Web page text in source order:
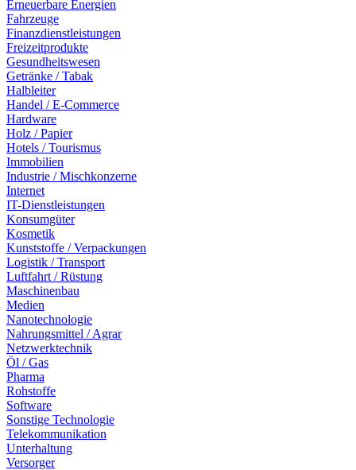
Erneuerbare Energien
Fahrzeuge
Finanzdienstleistungen
Freizeitprodukte
Gesundheitswesen
Getränke / Tabak
Halbleiter
Handel / E-Commerce
Hardware
Holz / Papier
Hotels / Tourismus
Immobilien
Industrie / Mischkonzerne
Internet
IT-Dienstleistungen
Konsumgüter
Kosmetik
Kunststoffe / Verpackungen
Logistik / Transport
Luftfahrt / Rüstung
Maschinenbau
Medien
Nanotechnologie
Nahrungsmittel / Agrar
Netzwerktechnik
Öl / Gas
Pharma
Rohstoffe
Software
Sonstige Technologie
Telekommunikation
Unterhaltung
Versorger